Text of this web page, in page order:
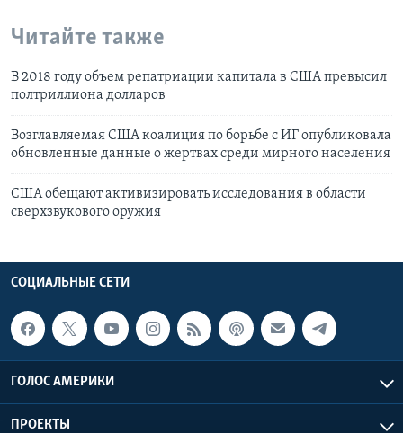
Читайте также
В 2018 году объем репатриации капитала в США превысил
полтриллиона долларов
Возглавляемая США коалиция по борьбе с ИГ опубликовала
обновленные данные о жертвах среди мирного населения
США обещают активизировать исследования в области
сверхзвукового оружия
СОЦИАЛЬНЫЕ СЕТИ
ГОЛОС АМЕРИКИ
ПРОЕКТЫ